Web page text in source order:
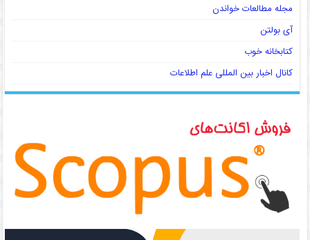
مجله مطالعات خواندن
آی بولتن
کتابخانه خوب
کانال اخبار بین المللی علم اطلاعات